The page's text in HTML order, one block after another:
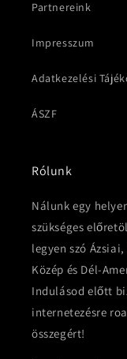
Partnereink
Impresszum
Adatkezelési
ÁSZF
Rólunk
Nálunk egy
szükséges
legyen szó
Közép és Dél-
Indulásod előtt
internetezésre
összegért!